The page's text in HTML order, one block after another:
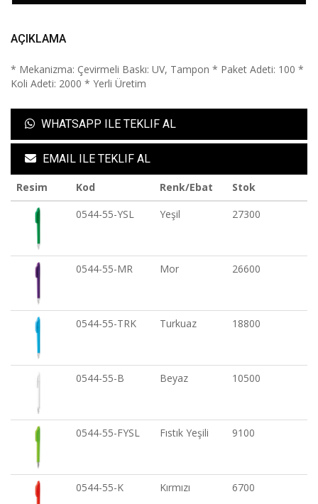
AÇIKLAMA
* Mekanizma: Çevirmeli Baskı: UV, Tampon * Paket Adeti: 100 *
Koli Adeti: 2000 * Yerli Üretim
WHATSAPP ILE TEKLIF AL
EMAIL ILE TEKLIF AL
Resim Kod Renk/Ebat
Stok
0544-55-YSL
Yeşil 27300
0544-55-MR Mor 26600
0544-55-TRK Turkuaz 18800
0544-55-B Beyaz 10500
0544-55-FYSL Fıstık Yeşili 9100
0544-55-K Kırmızı 6700